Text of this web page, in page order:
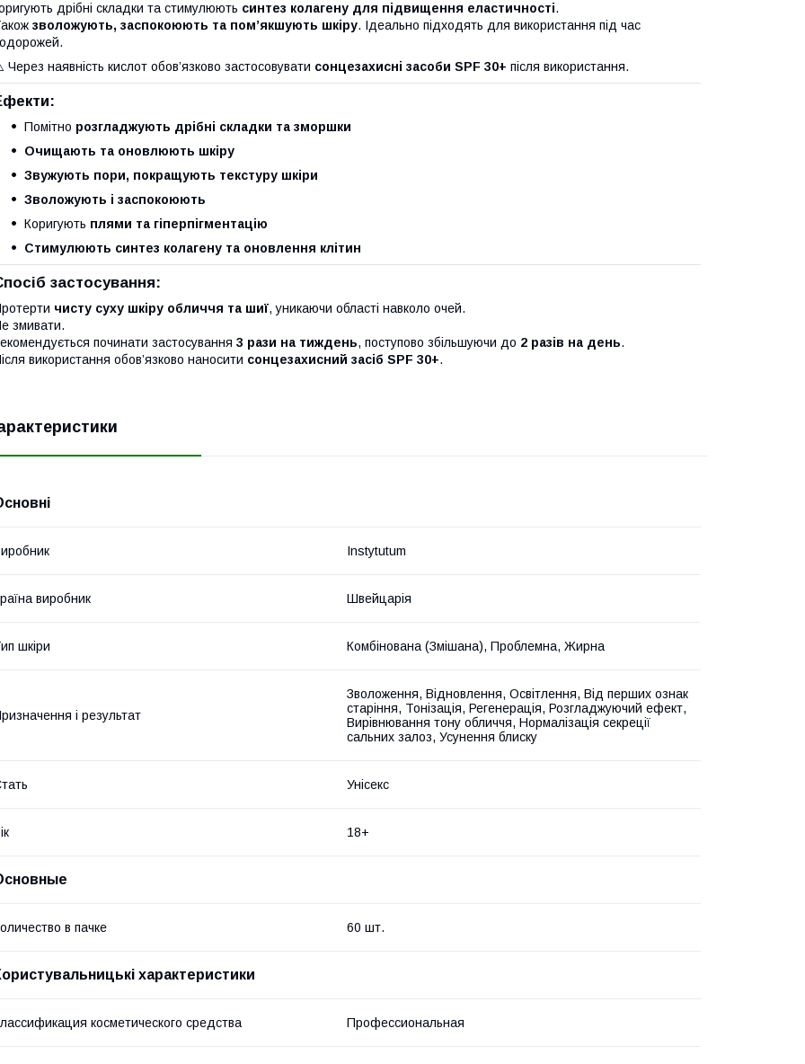
дрібні складки та стимулюють синтез колагену для підвищення еластичності.
зволожують, заспокоюють та пом’якшують шкіру. Ідеально підходять для використання під час
Через наявність кислот обов’язково застосовувати сонцезахисні засоби SPF 30+ після використання.
Помітно розгладжують дрібні складки та зморшки
Очищають та оновлюють шкіру
Звужують пори, покращують текстуру шкіри
Зволожують і заспокоюють
Коригують плями та гіперпігментацію
Стимулюють синтез колагену та оновлення клітин
застосування:
чисту суху шкіру обличчя та шиї, уникаючи області навколо очей.
змивати.
починати застосування 3 рази на тиждень, поступово збільшуючи до 2 разів на день.
використання обов’язково наносити сонцезахисний засіб SPF 30+.
Instytutum
виробник Швейцарія
шкіри Комбінована (Змішана), Проблемна, Жирна
і результат
Зволоження, Відновлення, Освітлення, Від перших ознак
старіння, Тонізація, Регенерація, Розгладжуючий ефект,
Вирівнювання тону обличчя, Нормалізація секреції
сальних залоз, Усунення блиску
Унісекс
18+
в пачке 60 шт.
характеристики
косметического средства Профессиональная